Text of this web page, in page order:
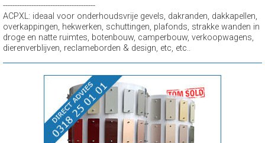
---------------------------------------
ACPXL: ideaal voor onderhoudsvrije gevels, dakranden, dakkapellen,
overkappingen, hekwerken, schuttingen, plafonds, strakke wanden in
droge en natte ruimtes, botenbouw, camperbouw, verkoopwagens,
dierenverblijven, reclameborden & design, etc, etc..